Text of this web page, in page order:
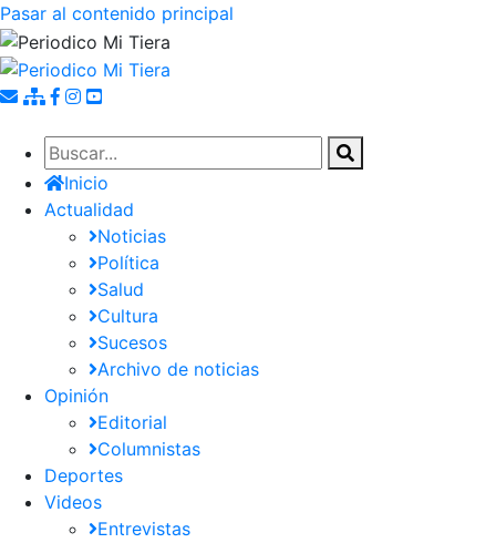
Pasar al contenido principal
Inicio
Actualidad
Noticias
Política
Salud
Cultura
Sucesos
Archivo de noticias
Opinión
Editorial
Columnistas
Deportes
Videos
Entrevistas